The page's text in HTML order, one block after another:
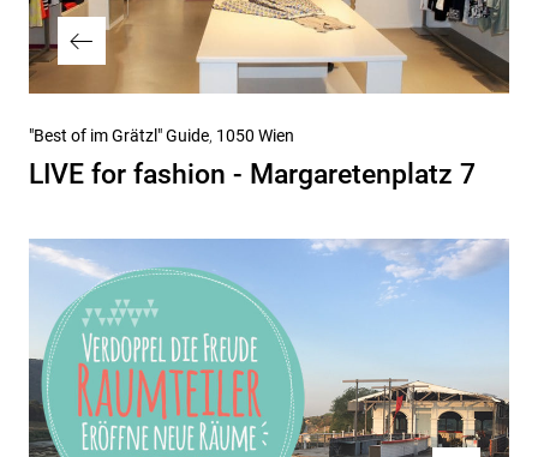
Vorheriger
Beitrag
"Best of im Grätzl" Guide 1050 Wien
LIVE for fashion - Margaretenplatz 7